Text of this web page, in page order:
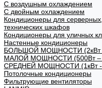
С воздушным охлаждением
С двойным охлаждением
Кондиционеры для
технических шкафов
Кондиционеры для уличных
Настенные кондиционеры
БОЛЬШОЙ МОЩНОСТИ (2кВт -
МАЛОЙ МОЩНОСТИ (500Вт –
СРЕДНЕЙ МОЩНОСТИ (1кВт -
Потолочные кондиционеры
Фильтрующие вентиляторы